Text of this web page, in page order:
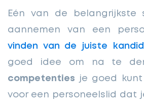
Eén van de belangrijkste
aannemen van een
vinden van de juiste
goed idee om na te
competenties je goed kunt
voor een personeelslid dat